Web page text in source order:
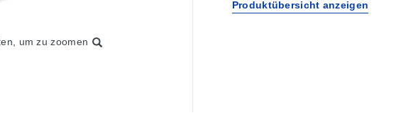
um zu zoomen
Produktübersicht anzeigen